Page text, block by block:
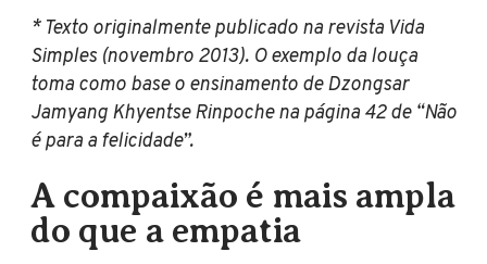
* Texto originalmente publicado na revista Vida
Simples (novembro 2013). O exemplo da louça
toma como base o ensinamento de Dzongsar
Jamyang Khyentse Rinpoche na página 42 de “Não
é para a felicidade”.
A compaixão é mais ampla
do que a empatia